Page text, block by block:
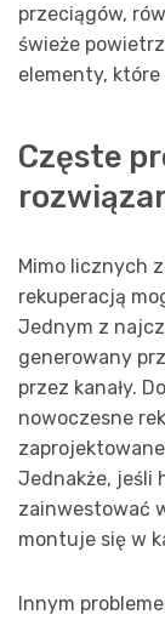
przeciągów,
świeże
elementy, które
Częste
Mimo licznych
rekuperacją
Jednym z
generowany
przez kanały.
nowoczesne
Jednakże, jeśli
zainwestować
montuje się w
Innym